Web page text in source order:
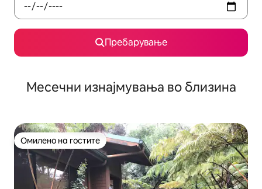
Пребарување
Месечни изнајмувања во близина
Омилено на гостите
Омилено на гостите